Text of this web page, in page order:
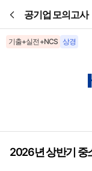
공기업 모의고사
기출+실전+NCS 상경
2026년 상반기 중